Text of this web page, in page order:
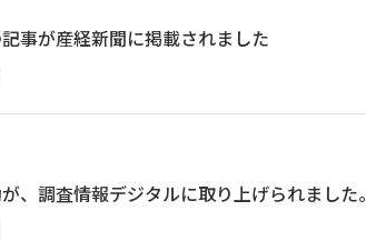
事が産経新聞に掲載されました
、調査情報デジタルに取り上げられました。